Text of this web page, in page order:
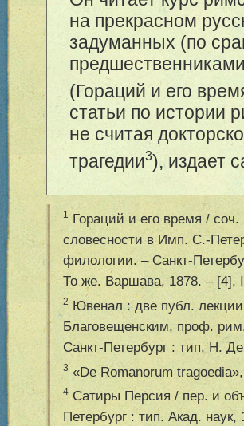
на прекрасном
задуманных (по
(Гораций и его
статьи по истории
не считая
трагедии3), издает
1 Гораций и его время /
словесности в Имп. С.-
филологии. – Санкт-
То же. Варшава, 1878. – [4],
2 Ювенал : две публ.
Благовещенским, проф.
Санкт-Петербург : тип. Н.
3 «De Romanorum
4 Сатиры Персия / пер. и
Петербург : тип. Акад.